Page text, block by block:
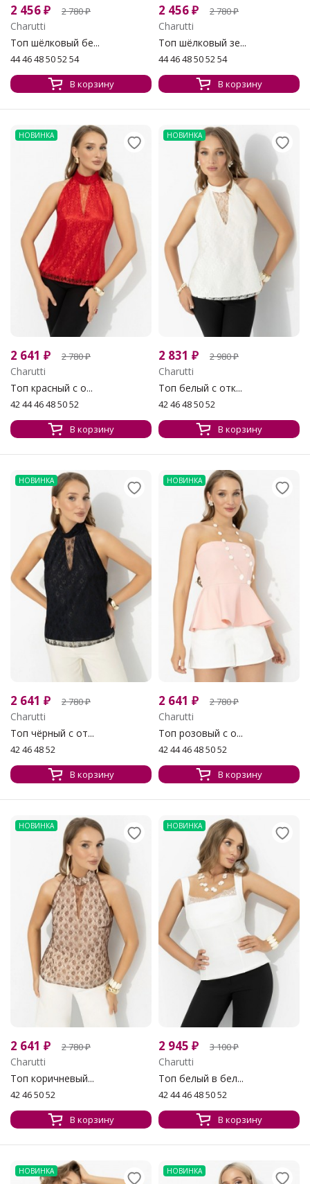
2 456₽ 2 780₽
Charutti
Топ шёлковый бе...
44 46 48 50 52 54
В корзину
2 456₽ 2 780₽
Charutti
Топ шёлковый зе...
44 46 48 50 52 54
В корзину
НОВИНКА
2 641 ₽ 2 780₽
Charutti
Топ красный с о...
42 44 46 48 50 52
В корзину
НОВИНКА
2 831 ₽ 2 980₽
Charutti
Топ белый с отк...
42 46 48 50 52
В корзину
НОВИНКА
2 641 ₽ 2 780₽
Charutti
Топ чёрный с от...
42 46 48 52
В корзину
НОВИНКА
2 641 ₽ 2 780₽
Charutti
Топ розовый с о...
42 44 46 48 50 52
В корзину
НОВИНКА
2 641 ₽ 2 780₽
Charutti
Топ коричневый...
42 46 50 52
В корзину
НОВИНКА
2 945 ₽ 3 100₽
Charutti
Топ белый в бел...
42 44 46 48 50 52
В корзину
НОВИНКА НОВИНКА